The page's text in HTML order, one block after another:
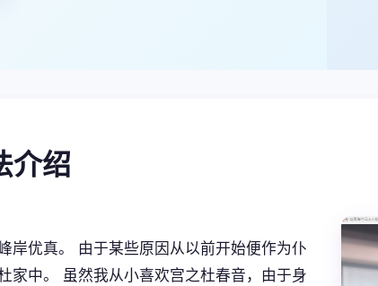
介绍
岸优真。 由于某些原因从以前开始便作为仆
家中。 虽然我从小喜欢宫之杜春音，由于身